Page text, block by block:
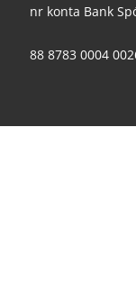
nr konta Bank
88 8783 0004